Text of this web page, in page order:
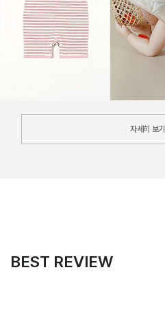
자세히 보기
BEST REVIEW